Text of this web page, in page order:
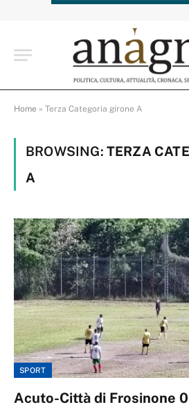
Home » Terza Categoria girone A
BROWSING: TERZA
A
SPORT
Acuto-Città di Frosinone